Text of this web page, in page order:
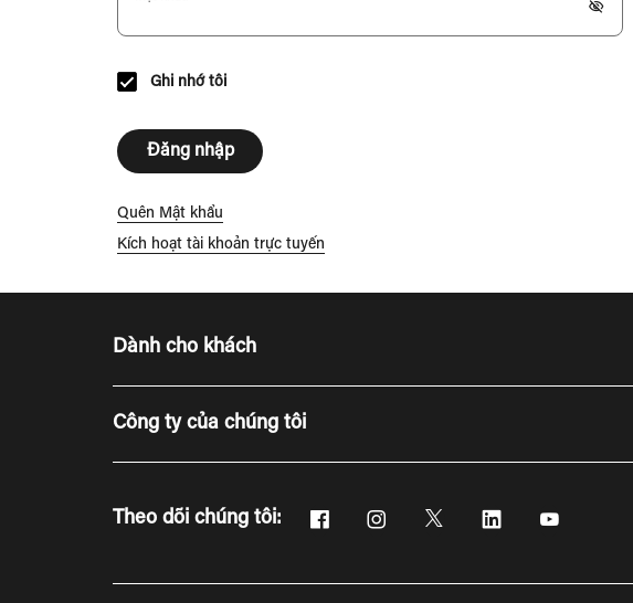
Ghi nhớ tôi
Đăng nhập
Quên Mật khẩu
Kích hoạt tài khoản trực tuyến
Dành cho khách
Công ty của chúng tôi
Theo dõi chúng tôi:
Facebook
Mở cửa sổ mới
Instagram
Mở cửa sổ mới
Twitter
Mở cửa sổ mới
Linkedin
Mở cửa sổ mới